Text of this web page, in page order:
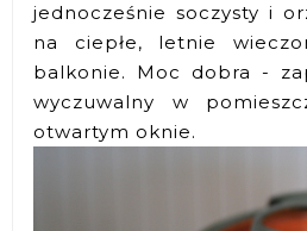
jednocześnie soczysty i
na ciepłe, letnie
balkonie. Moc dobra -
wyczuwalny w
otwartym oknie.